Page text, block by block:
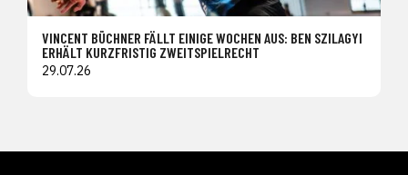
VINCENT BÜCHNER FÄLLT EINIGE WOCHEN AUS: BEN SZILAGYI
ERHÄLT KURZFRISTIG ZWEITSPIELRECHT
29.07.26